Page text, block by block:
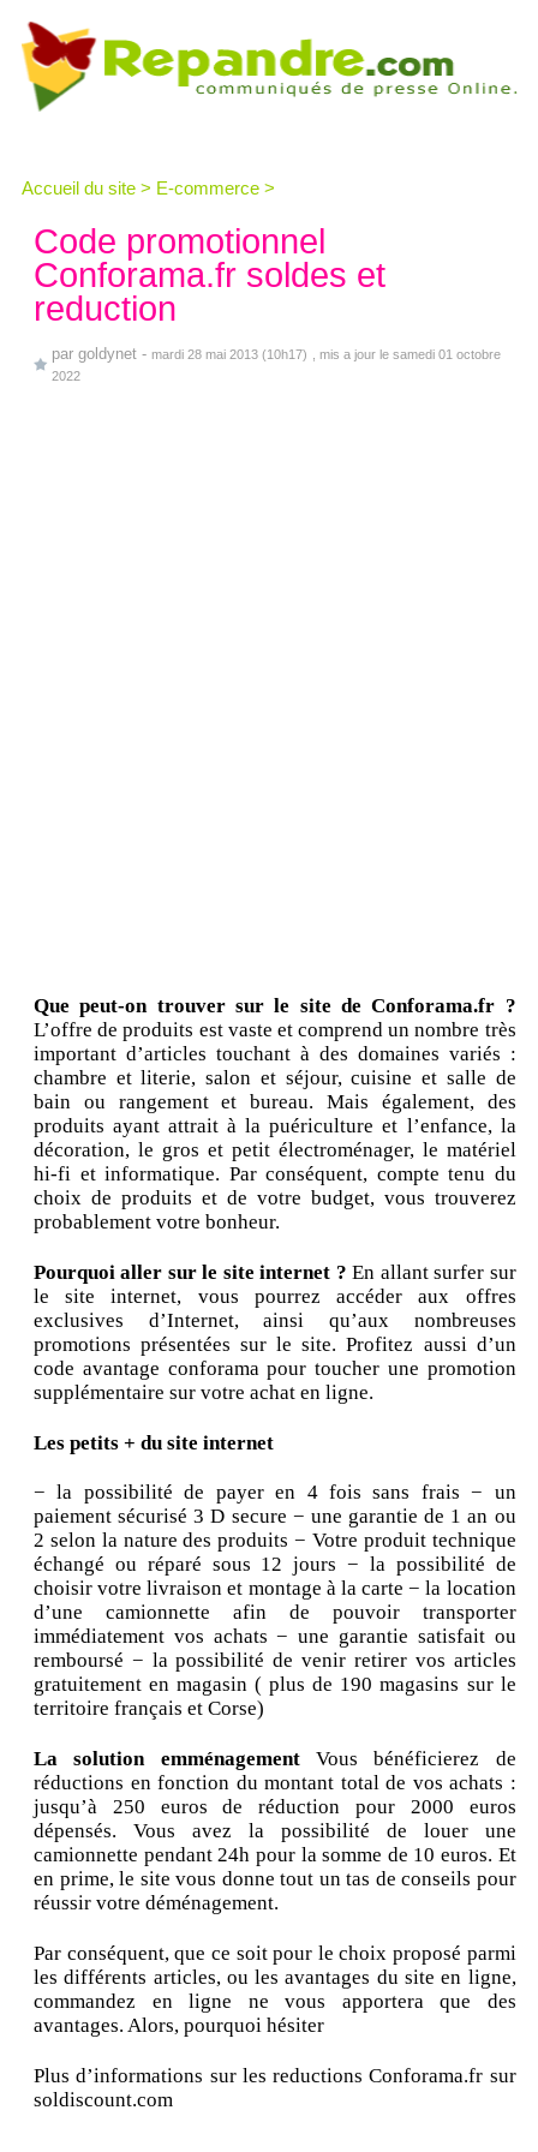
Accueil du site > E-commerce >
Code promotionnel
Conforama.fr soldes et
reduction
par goldynet - mardi 28 mai 2013 (10h17)
, mis a jour le samedi 01 octobre
2022
Que peut-on trouver sur le site de Conforama.fr ?
L’offre de produits est vaste et comprend un nombre très
important d’articles touchant à des domaines variés :
chambre et literie, salon et séjour, cuisine et salle de
bain ou rangement et bureau. Mais également, des
produits ayant attrait à la puériculture et l’enfance, la
décoration, le gros et petit électroménager, le matériel
hi-fi et informatique. Par conséquent, compte tenu du
choix de produits et de votre budget, vous trouverez
probablement votre bonheur.
Pourquoi aller sur le site internet ? En allant surfer sur
le site internet, vous pourrez accéder aux offres
exclusives d’Internet, ainsi qu’aux nombreuses
promotions présentées sur le site. Profitez aussi d’un
code avantage conforama pour toucher une promotion
supplémentaire sur votre achat en ligne.
Les petits + du site internet
− la possibilité de payer en 4 fois sans frais − un
paiement sécurisé 3 D secure − une garantie de 1 an ou
2 selon la nature des produits − Votre produit technique
échangé ou réparé sous 12 jours − la possibilité de
choisir votre livraison et montage à la carte − la location
d’une camionnette afin de pouvoir transporter
immédiatement vos achats − une garantie satisfait ou
remboursé − la possibilité de venir retirer vos articles
gratuitement en magasin ( plus de 190 magasins sur le
territoire français et Corse)
La solution emménagementVous bénéficierez de
réductions en fonction du montant total de vos achats :
jusqu’à 250 euros de réduction pour 2000 euros
dépensés. Vous avez la possibilité de louer une
camionnette pendant 24h pour la somme de 10 euros. Et
en prime, le site vous donne tout un tas de conseils pour
réussir votre déménagement.
Par conséquent, que ce soit pour le choix proposé parmi
les différents articles, ou les avantages du site en ligne,
commandez en ligne ne vous apportera que des
avantages. Alors, pourquoi hésiter
Plus d’informations sur les reductions Conforama.fr sur
soldiscount.com